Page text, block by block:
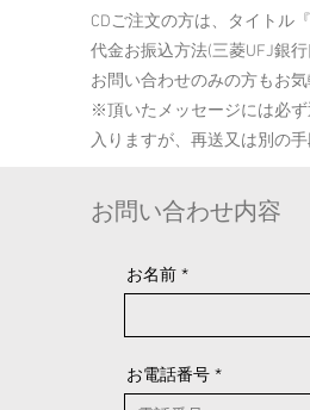
CDご注文の方は、タイトル
代金お振込方法(三菱UFJ銀
お問い合わせのみの方もお気
※頂いたメッセージには必
入りますが、再送又は別の
お問い合わせ内容
お名前
お電話番号